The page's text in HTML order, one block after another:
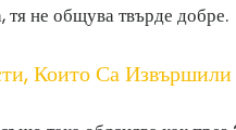
тя не общува твърде добре.
Които Са